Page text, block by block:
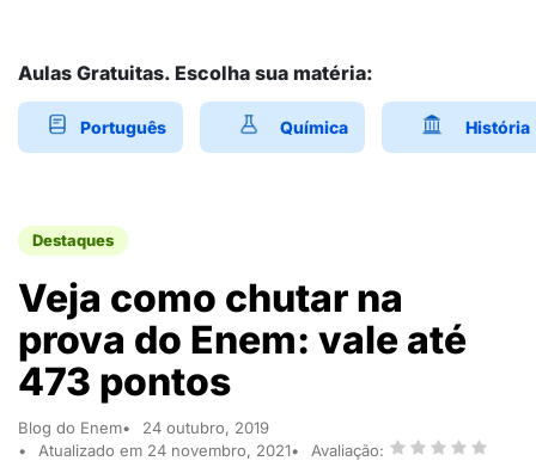
Aulas Gratuitas. Escolha sua matéria:
Português Química História
Destaques
Veja como chutar na
prova do Enem: vale até
473 pontos
Blog do Enem
24 outubro, 2019
Atualizado em 24 novembro, 2021
Avaliação: